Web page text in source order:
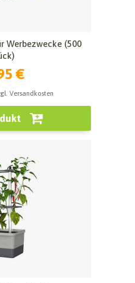
Werbezwecke (500
€
Versandkosten